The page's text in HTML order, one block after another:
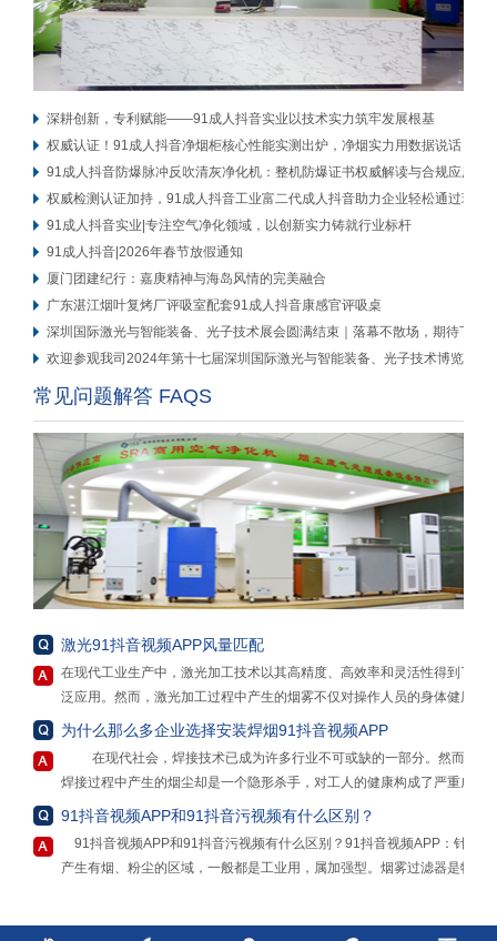
深耕创新，专利赋能——91成人抖音实业以技术实力筑牢发展根基
权威认证！91成人抖音净烟柜核心性能实测出炉，净烟实力用数据说话
91成人抖音防爆脉冲反吹清灰净化机：整机防爆证书权威解读与合规应用
权威检测认证加持，91成人抖音工业富二代成人抖音助力企业轻松通过环评
91成人抖音实业|专注空气净化领域，以创新实力铸就行业标杆
91成人抖音|2026年春节放假通知
厦门团建纪行：嘉庚精神与海岛风情的完美融合
广东湛江烟叶复烤厂评吸室配套91成人抖音康感官评吸桌
深圳国际激光与智能装备、光子技术展会圆满结束｜落幕不散场，期待下次
欢迎参观我司2024年第十七届深圳国际激光与智能装备、光子技术博览会展
常见问题解答 FAQS
激光91抖音视频APP风量匹配
在现代工业生产中，激光加工技术以其高精度、高效率和灵活性得到了广
泛应用。然而，激光加工过程中产生的烟雾不仅对操作人员的身体健康构
成威胁，还可能对环境造成污染。为了解决这一问题，激光91抖音视频
量匹配常常被忽视，而这一因素实则至关重要，因为无论是“大材小用”还
是“力不从心”，都可能带来一系列的问题和不良后果。
“大材小用”是指选择了远超实际需求的大风量激光91抖音视频APP。这种
情况下，虽然看似净化效果会得到极大保障，但实际上存在诸多弊端。从
成本角度来看，大风量的净化器通常价格更高，购买成本会大幅增加。而
为什么那么多企业选择安装焊烟91抖音视频APP
在现代社会，焊接技术已成为许多行业不可或缺的一部分。然而，
焊接过程中产生的烟尘却是一个隐形杀手，对工人的健康构成了严重威
胁。为了保护工人的健康，提高生产效率，安装焊烟91抖音视频APP势在
首先，焊烟91抖音视频APP能够有效地过滤和清除焊接过程中产生
的有害物质。焊接烟尘中含有大量的重金属、颗粒物和有机化合物，长期
接91抖音污视频能够有效地清除这些有害物质，保护工人的身体健康。
91抖音视频APP和91抖音污视频有什么区别？
91抖音视频APP和91抖音污视频有什么区别？91抖音视频APP：针对
产生有烟、粉尘的区域，一般都是工业用，属加强型。烟雾过滤器是物理